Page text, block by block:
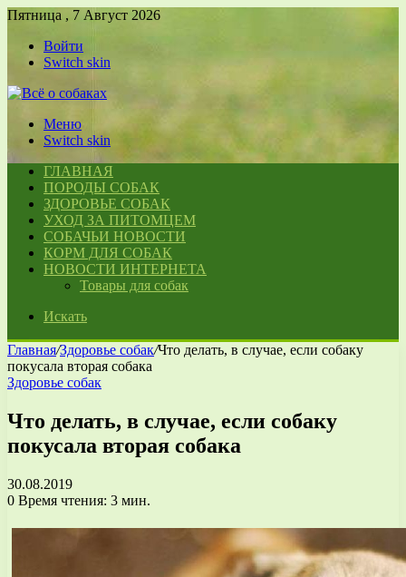
Пятница , 7 Август 2026
Войти
Switch skin
Меню
Switch skin
ГЛАВНАЯ
ПОРОДЫ СОБАК
ЗДОРОВЬЕ СОБАК
УХОД ЗА ПИТОМЦЕМ
СОБАЧЬИ НОВОСТИ
КОРМ ДЛЯ СОБАК
НОВОСТИ ИНТЕРНЕТА
Товары для собак
Искать
Главная/Здоровье собак/Что делать, в случае, если собаку
покусала вторая собака
Здоровье собак
Что делать, в случае, если собаку
покусала вторая собака
30.08.2019
0 Время чтения: 3 мин.